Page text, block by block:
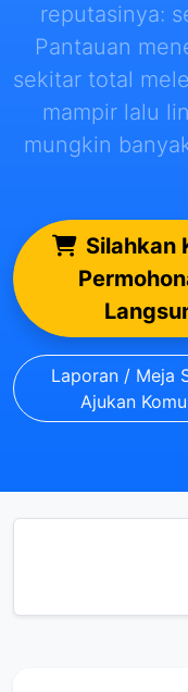
reputasinya:
Pantauan
sekitar total
mampir lalu
mungkin
Silahkan
Laporan / Meja
Ajukan